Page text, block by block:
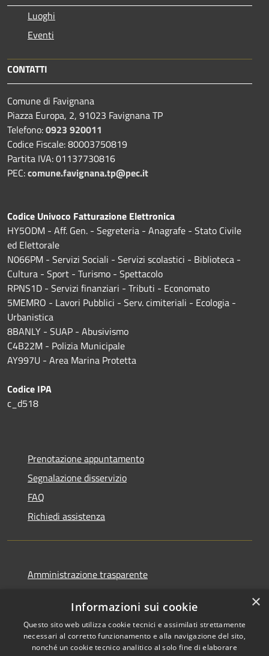
Luoghi
Eventi
CONTATTI
Comune di Favignana
Piazza Europa, 2, 91023 Favignana TP
Telefono:0923 920011
Codice Fiscale: 80003750819
Partita IVA: 01137730816
PEC:comune.favignana.tp@pec.it
Codice Univoco Fatturazione Elettronica
HY5ODM - Aff. Gen. - Segreteria - Anagrafe - Stato Civile
ed Elettorale
N066PM - Servizi Sociali - Servizi scolastici - Biblioteca -
Cultura - Sport - Turismo - Spettacolo
RPNS1D - Servizi finanziari - Tributi - Economato
5MEMRO - Lavori Pubblici - Serv. cimiteriali - Ecologia -
Urbanistica
8BANLY - SUAP - Abusivismo
C4B22M - Polizia Municipale
AY997U - Area Marina Protetta
Codice IPA
c_d518
Prenotazione appuntamento
Segnalazione disservizio
FAQ
Richiedi assistenza
Amministrazione trasparente
Dichiarazione di accessibilità
×
Informazioni sui cookie
Questo sito web utilizza cookie tecnici e assimilati strettamente
necessari al corretto funzionamento e alla navigazione del sito,
nonché un cookie tecnico analitico al solo fine di elaborare